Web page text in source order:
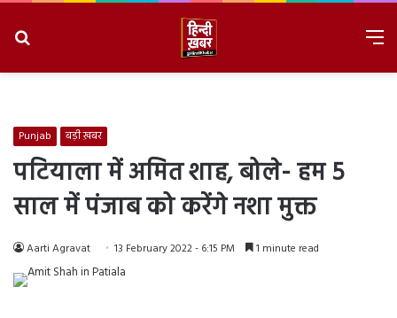
Punjab बड़ी ख़बर
पटियाला में अमित शाह, बोले- हम 5
साल में पंजाब को करेंगे नशा मुक्त
Aarti Agravat 13 February 2022 - 6:15 PM 1 minute read